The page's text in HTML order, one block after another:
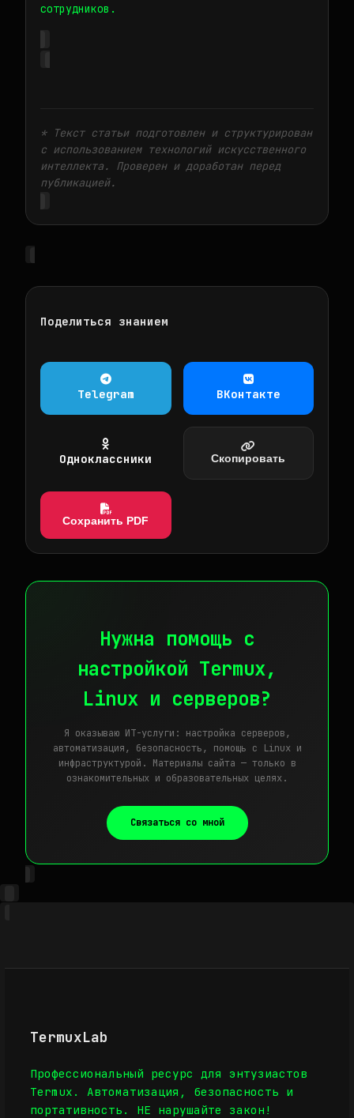
сотрудников.
* Текст статьи подготовлен и структурирован
с использованием технологий искусственного
интеллекта. Проверен и доработан перед
публикацией.
Поделиться знанием
Telegram ВКонтакте
Одноклассники Скопировать
Сохранить PDF
Нужна помощь с
настройкой Termux,
Linux и серверов?
Я оказываю ИТ-услуги: настройка серверов,
автоматизация, безопасность, помощь с Linux и
инфраструктурой. Материалы сайта — только в
ознакомительных и образовательных целях.
Связаться со мной
TermuxLab
Профессиональный ресурс для энтузиастов
Termux. Автоматизация, безопасность и
портативность. НЕ нарушайте закон!